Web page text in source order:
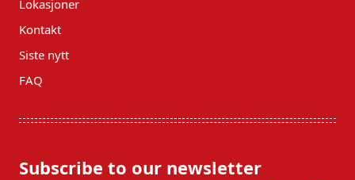
Lokasjoner
Kontakt
Siste nytt
FAQ
Subscribe to our newsletter